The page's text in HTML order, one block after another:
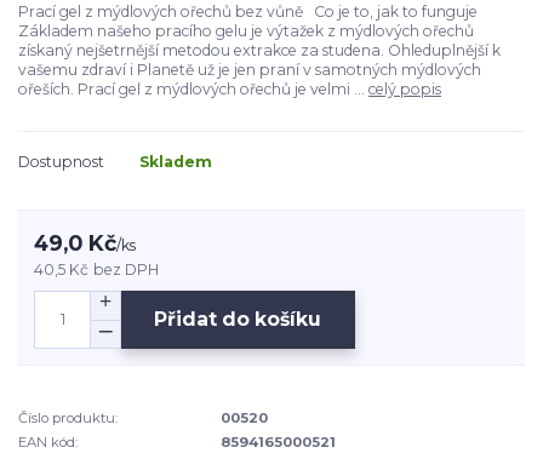
Prací gel z mýdlových ořechů bez vůně Co je to, jak to funguje
Základem našeho pracího gelu je výtažek z mýdlových ořechů
získaný nejšetrnější metodou extrakce za studena. Ohleduplnější k
vašemu zdraví i Planetě už je jen praní v samotných mýdlových
ořeších. Prací gel z mýdlových ořechů je velmi ... celý popis
Dostupnost Skladem
49,0 Kč/ks
40,5 Kč bez DPH
Přidat do košíku
Číslo produktu:
00520
EAN kód:
8594165000521